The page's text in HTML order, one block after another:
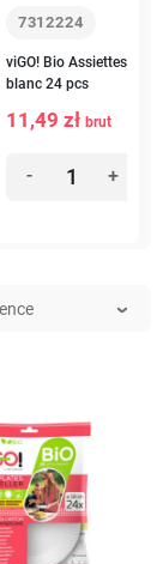
7312224
viGO! Bio Assiettes
blanc 24 pcs
11,49 zł brut
- +